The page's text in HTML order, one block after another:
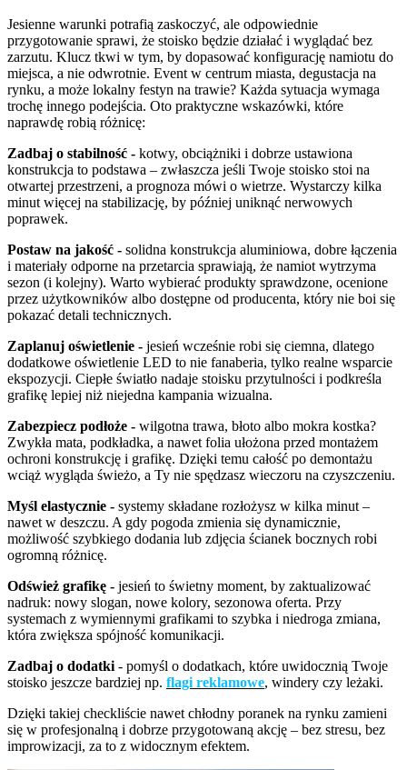
Jesienne warunki potrafią zaskoczyć, ale odpowiednie
przygotowanie sprawi, że stoisko będzie działać i wyglądać bez
zarzutu. Klucz tkwi w tym, by dopasować konfigurację namiotu do
miejsca, a nie odwrotnie. Event w centrum miasta, degustacja na
rynku, a może lokalny festyn na trawie? Każda sytuacja wymaga
trochę innego podejścia. Oto praktyczne wskazówki, które
naprawdę robią różnicę:
Zadbaj o stabilność - kotwy, obciążniki i dobrze ustawiona
konstrukcja to podstawa – zwłaszcza jeśli Twoje stoisko stoi na
otwartej przestrzeni, a prognoza mówi o wietrze. Wystarczy kilka
minut więcej na stabilizację, by później uniknąć nerwowych
poprawek.
Postaw na jakość - solidna konstrukcja aluminiowa, dobre łączenia
i materiały odporne na przetarcia sprawiają, że namiot wytrzyma
sezon (i kolejny). Warto wybierać produkty sprawdzone, ocenione
przez użytkowników albo dostępne od producenta, który nie boi się
pokazać detali technicznych.
Zaplanuj oświetlenie - jesień wcześnie robi się ciemna, dlatego
dodatkowe oświetlenie LED to nie fanaberia, tylko realne wsparcie
ekspozycji. Ciepłe światło nadaje stoisku przytulności i podkreśla
grafikę lepiej niż niejedna kampania wizualna.
Zabezpiecz podłoże - wilgotna trawa, błoto albo mokra kostka?
Zwykła mata, podkładka, a nawet folia ułożona przed montażem
ochroni konstrukcję i grafikę. Dzięki temu całość po demontażu
wciąż wygląda świeżo, a Ty nie spędzasz wieczoru na czyszczeniu.
Myśl elastycznie - systemy składane rozłożysz w kilka minut –
nawet w deszczu. A gdy pogoda zmienia się dynamicznie,
możliwość szybkiego dodania lub zdjęcia ścianek bocznych robi
ogromną różnicę.
Odśwież grafikę - jesień to świetny moment, by zaktualizować
nadruk: nowy slogan, nowe kolory, sezonowa oferta. Przy
systemach z wymiennymi grafikami to szybka i niedroga zmiana,
która zwiększa spójność komunikacji.
Zadbaj o dodatki - pomyśl o dodatkach, które uwidocznią Twoje
stoisko jeszcze bardziej np. flagi reklamowe, windery czy leżaki.
Dzięki takiej checkliście nawet chłodny poranek na rynku zamieni
się w profesjonalną i dobrze przygotowaną akcję – bez stresu, bez
improwizacji, za to z widocznym efektem.